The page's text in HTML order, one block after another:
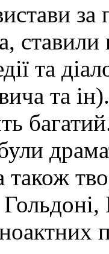
за
ставили
та
та
також